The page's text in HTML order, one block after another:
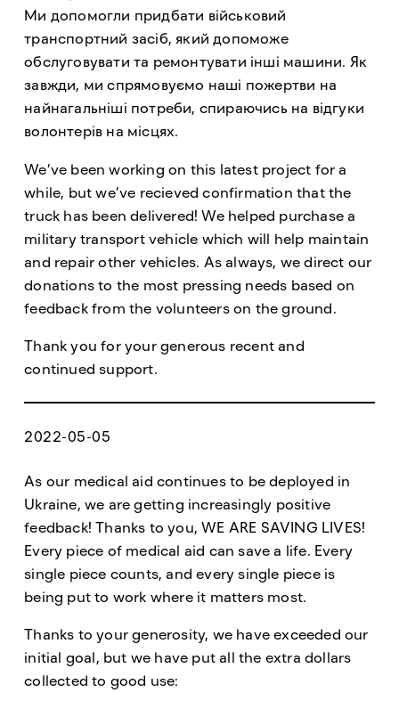
Ми допомогли придбати військовий
транспортний засіб, який допоможе
обслуговувати та ремонтувати інші машини. Як
завжди, ми спрямовуємо наші пожертви на
найнагальніші потреби, спираючись на відгуки
волонтерів на місцях.
We’ve been working on this latest project for a
while, but we’ve recieved confirmation that the
truck has been delivered! We helped purchase a
military transport vehicle which will help maintain
and repair other vehicles. As always, we direct our
donations to the most pressing needs based on
feedback from the volunteers on the ground.
Thank you for your generous recent and
continued support.
2022-05-05
As our medical aid continues to be deployed in
Ukraine, we are getting increasingly positive
feedback! Thanks to you, WE ARE SAVING LIVES!
Every piece of medical aid can save a life. Every
single piece counts, and every single piece is
being put to work where it matters most.
Thanks to your generosity, we have exceeded our
initial goal, but we have put all the extra dollars
collected to good use: